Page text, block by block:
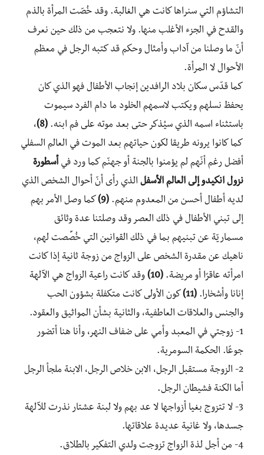
التشاؤم التي سنراها كانت هي الغالبة. وقد خُصّت المرأة بالذم
والقدح في الجزء الأغلب منها. ولا نتعجب من ذلك حين نعرف
أنّ ما وصلنا من آداب وأمثال وحكم قد كتبه الرجل في معظم
الأحوال لا المرأة.
كما قدّس سكان بلاد الرافدين إنجاب الأطفال فهو الذي كان
يحفظ نسلهم ويكتب لاسمهم الخلود ما دام الفرد سيموت
باستثناء اسمه الذي سيُذكر حتى بعد موته على فم ابنه. (8)
،
كما كانوا يرونه طريقا لكون حياتهم بعد الموت في العالم السفلي
أفضل رغم أنّهم لم يؤمنوا بالجنة أو جهنّم كما ورد في أسطورة
نزول انكيدو إلى العالم الأسفل الذي رأى أنّ أحوال الشخص الذي
لديه أطفال أحسن من المعدوم منهم. (9)
كما وصل الأمر بهم
إلى تبني الأطفال في ذلك العصر وقد وصلتنا عدة وثائق
مسماريّة عن تبنيهم بما في ذلك القوانين التي خُصِّصت لهم،
ناهيك عن مقدرة الشخص على الزواج من زوجة ثانية إذا كانت
امرأته عاقرًا أو مريضة. (10)
وقد كانت راعية الزواج هي الآلهة
إنانا وأشخارا. (11)
كون الأولى كانت متكفلة بشؤون الحب
والجنس والعلاقات العاطفية، والثانية بشأن المواثيق والعقود.
1- زوجتي في المعبد وأمي على ضفاف النهر، وأنا هنا أتضور
جوعًا. الحكمة السومرية.
2- الزوجة مستقبل الرجل، الابن خلاص الرجل، الابنة ملجأ الرجل
أما الكنة فشيطان الرجل.
3- لا تتزوج بغيا أزواجها لا عد بهم ولا لبنة عشتار نذرت للآلهة
جسدها، ولا غانية عديدة علاقاتها.
4- من أجل لذة الزواج تزوجت ولدي التفكير بالطلاق.